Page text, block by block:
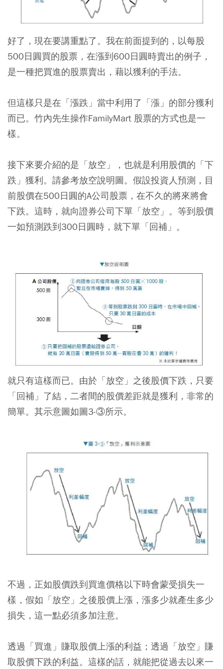
好了，現在要講重點了。我在前面提到的，以每股
500日圓買的股票，在漲到600日圓時賣出的例子，
是一種把買進的股票賣出，藉以獲利的手法。
但這樣只是在「漲跌」當中利用了「漲」的部分獲利
而已。竹內先生操作FamilyMart 股票的方式也是一
樣。
接下來要介紹的是「放空」，也就是利用股價的「下
跌」獲利。請參考放空說明圖。假設投資人預測，目
前股價在500日圓的A公司股票，在不久的將來將會
下跌。這時，就向證券公司下單「放空」。等到股價
一如預測跌到300日圓時，就下單「回補」。
就只有這樣而已。由於「放空」之後股價下跌，只要
「回補」了結，二者間的股價差距就是獲利，非常的
簡單。其示意圖如圖3-③所示。
不過，正如股價跌到買進價格以下時會蒙受損失一
樣，假如「放空」之後股價上漲，漲多少就產生多少
損失，這一點必須多加注意。
透過「買進」賺取股價上漲的利益；透過「放空」賺
取股價下跌的利益。這樣的話，就能把從過去以來一